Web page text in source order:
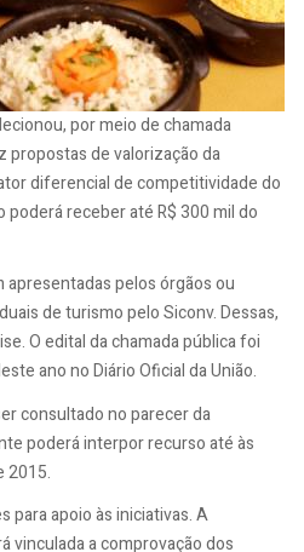
por meio de chamada
propostas de valorização da
diferencial de competitividade do
receber até R$ 300 mil do
pelos órgãos ou
de turismo pelo Siconv. Dessas,
O edital da chamada pública foi
ano no Diário Oficial da União.
consultado no parecer da
poderá interpor recurso até às
2015.
para apoio às iniciativas. A
vinculada a comprovação dos